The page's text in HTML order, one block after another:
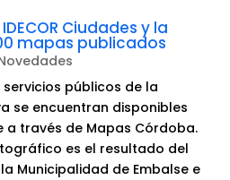
Ciudades y la
mapas publicados
públicos de la
se encuentran disponibles
a través de Mapas Córdoba.
es el resultado del
Municipalidad de Embalse e